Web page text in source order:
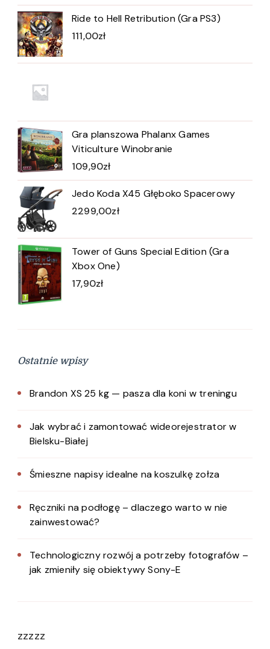
Ride to Hell Retribution (Gra PS3)
111,00zł
Gra planszowa Phalanx Games
Viticulture Winobranie
109,90zł
Jedo Koda X45 Głęboko Spacerowy
2299,00zł
Tower of Guns Special Edition (Gra
Xbox One)
17,90zł
Ostatnie wpisy
Brandon XS 25 kg — pasza dla koni w treningu
Jak wybrać i zamontować wideorejestrator w
Bielsku-Białej
Śmieszne napisy idealne na koszulkę zołza
Ręczniki na podłogę – dlaczego warto w nie
zainwestować?
Technologiczny rozwój a potrzeby fotografów –
jak zmieniły się obiektywy Sony-E
zzzzz